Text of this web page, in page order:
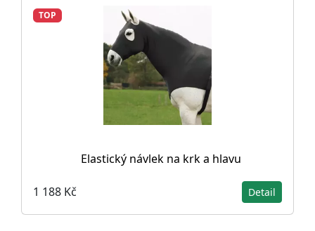
TOP
Elastický návlek na krk a hlavu
1 188 Kč Detail